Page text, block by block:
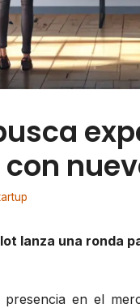
lanza una ronda
en el